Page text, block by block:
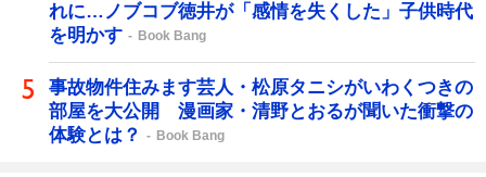
れに…ノブコブ徳井が「感情を失くした」子供時代
を明かす
Book Bang
事故物件住みます芸人・松原タニシがいわくつきの
部屋を大公開 漫画家・清野とおるが聞いた衝撃の
体験とは？
Book Bang